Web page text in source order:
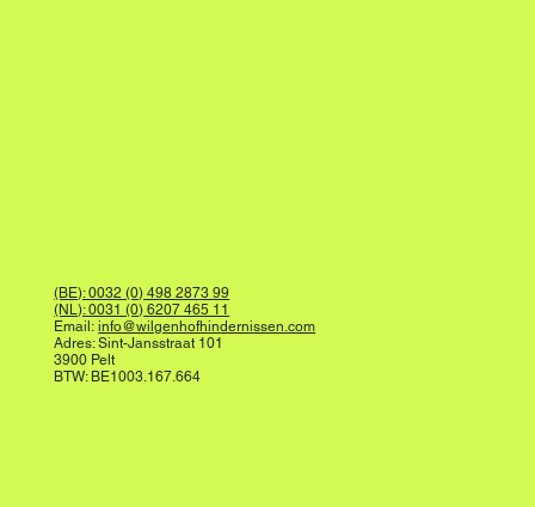
(BE): 0032 (0) 498 2873 99
(NL): 0031 (0) 6207 465 11
Email:info@wilgenhofhindernissen.com
Adres: Sint-Jansstraat 101
3900 Pelt
BTW: BE1003.167.664